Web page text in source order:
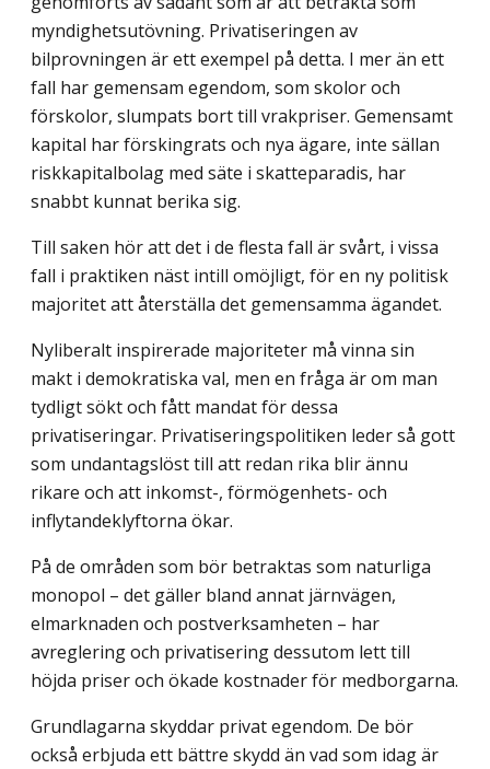
myndighetsutövning. Privatiseringen av
bilprovningen är ett exempel på detta. I mer än ett
fall har gemensam egendom, som skolor och
förskolor, slumpats bort till vrakpriser. Gemensamt
kapital har förskingrats och nya ägare, inte sällan
risk­kapitalbolag med säte i skatteparadis, har
snabbt kunnat berika sig.
Till saken hör att det i de flesta fall är svårt, i vissa
fall i praktiken näst intill omöjligt, för en ny politisk
majoritet att återställa det gemensamma ägandet.
Nyliberalt inspirerade majoriteter må vinna sin
makt i demokratiska val, men en fråga är om man
tydligt sökt och fått mandat för dessa
privatiseringar. Privatiserings­politiken leder så gott
som undantagslöst till att redan rika blir ännu
rikare och att inkomst-, förmögenhets- och
inflytandeklyftorna ökar.
På de områden som bör betraktas som naturliga
monopol – det gäller bland annat järnvägen,
elmarknaden och postverksamheten – har
avreglering och privatisering dessutom lett till
höjda priser och ökade kostnader för medborgarna.
Grundlagarna skyddar privat egendom. De bör
också erbjuda ett bättre skydd än vad som idag är